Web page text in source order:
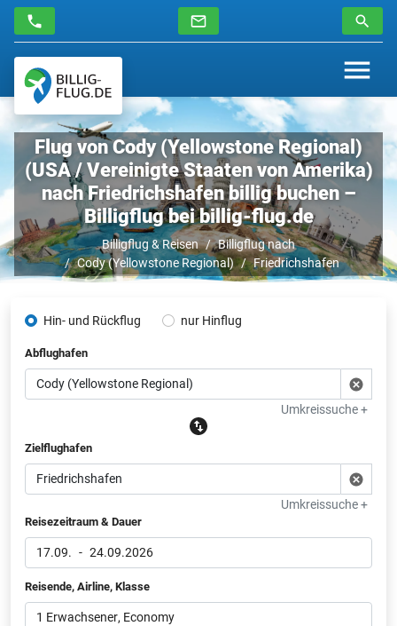
Flug von Cody (Yellowstone Regional)
(USA / Vereinigte Staaten von Amerika)
nach Friedrichshafen billig buchen –
Billigflug bei billig-flug.de
Billigflug & Reisen
Billigflug nach
Cody (Yellowstone Regional)
Friedrichshafen
Hin- und Rückflug nur Hinflug
Abflughafen
Umkreissuche +
Zielflughafen
Umkreissuche +
Reisezeitraum & Dauer
17.09. - 24.09.2026
Reisende, Airline, Klasse
1 Erwachsener, Economy